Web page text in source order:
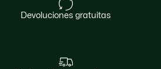
devoluciones gratuitas